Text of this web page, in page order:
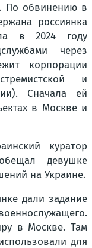
По обвинению в
россиянка
в 2024 году
через
корпорации
и
Сначала ей
в Москве и
куратор
девушке
на Украине.
дали задание
в Москве. Там
для